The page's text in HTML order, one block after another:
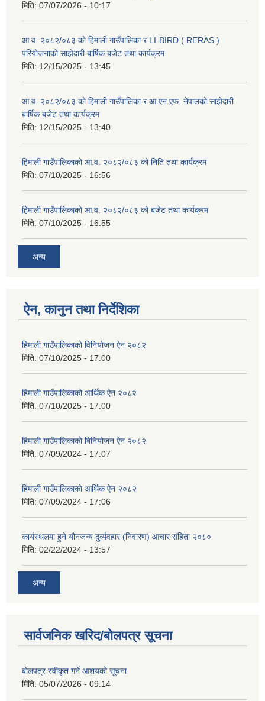
मिति: 07/07/2026 - 10:17
आ.व. २०८२/०८३ को हिमाली गाउँपालिका र LI-BIRD ( RERAS )
परियोजनाको साझेदारी बार्षिक बजेट तथा कार्यक्रम
मिति: 12/15/2025 - 13:45
आ.व. २०८२/०८३ को हिमाली गाउँपालिका र आ.एन.एफ. नेपालको साझेदारी
बार्षिक बजेट तथा कार्यक्रम
मिति: 12/15/2025 - 13:40
हिमाली गाउँपालिकाको आ.व. २०८२/०८३ को निति तथा कार्यक्रम
मिति: 07/10/2025 - 16:56
हिमाली गाउँपालिकाको आ.व. २०८२/०८३ को बजेट तथा कार्यक्रम
मिति: 07/10/2025 - 16:55
अन्य
ऐन, कानुन तथा निर्देशिका
हिमाली गाउँपालिकाको विनियोजन ऐन २०८२
मिति: 07/10/2025 - 17:00
हिमाली गाउँपालिकाको आर्थिक ऐन २०८२
मिति: 07/10/2025 - 17:00
हिमाली गाउँपालिकाकाे बिनियोजन ऐन २०८२
मिति: 07/09/2024 - 17:07
हिमाली गाउँपालिकाकाे आर्थिक ऐन २०८२
मिति: 07/09/2024 - 17:06
कार्यस्थलमा हुने यौनजन्य दुर्व्यवहार (निवारण) आचार संहिता २०८०
मिति: 02/22/2024 - 13:57
अन्य
सार्वजनिक खरिद/बोलपत्र सूचना
बोलपत्र स्वीकृत गर्ने आशयको सूचना
मिति: 05/07/2026 - 09:14